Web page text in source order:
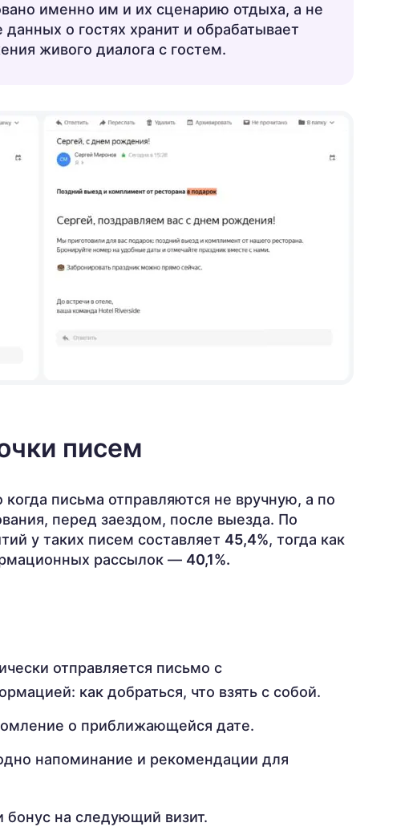
именно им и их сценарию отдыха, а не
о гостях хранит и обрабатывает
живого диалога с гостем.
писем
письма отправляются не вручную, а по
перед заездом, после выезда. По
у таких писем составляет 45,4%, тогда как
рассылок — 40,1%.
отправляется письмо с
как добраться, что взять с собой.
о приближающейся дате.
напоминание и рекомендации для
бонус на следующий визит.